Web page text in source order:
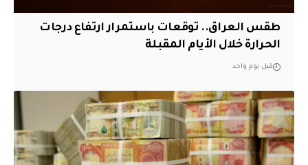
طقس العراق.. توقعات باستمرار ارتفاع درجات
الحرارة خلال الأيام المقبلة
قبل يوم واحد